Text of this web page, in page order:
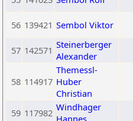
56 139421 Sembol Viktor
57 142571 Steinerberger
Alexander
58 114917
Themessl-
Huber
Christian
59 117982 Windhager
Hannes